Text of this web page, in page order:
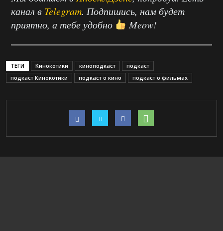
канал в Telegram. Подпишись, нам будет
приятно, а тебе удобно
Meow!
ТЕГИ Кинокотики киноподкаст
подкаст
подкаст Кинокотики
подкаст о кино подкаст о фильмах